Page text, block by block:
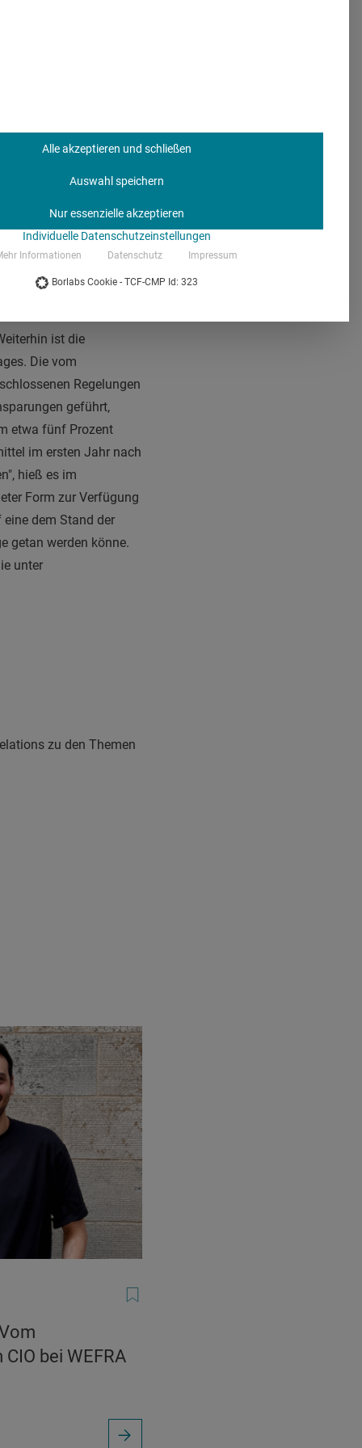
war der
27. Mai 2016.
der Wertschätzung
In
und
auch die
Ärzte zu
marktorientiert
sein
Jahr nach der
ist die
Die vom
Regelungen
geführt,
etwa fünf Prozent
im ersten Jahr nach
hieß es im
Form zur Verfügung
dem Stand der
getan werden könne.
unter
zu den Themen
bei WEFRA
Alle akzeptieren und schließen
Auswahl speichern
Nur essenzielle akzeptieren
Individuelle Datenschutzeinstellungen
Informationen Datenschutz Impressum
Borlabs Cookie - TCF-CMP Id: 323